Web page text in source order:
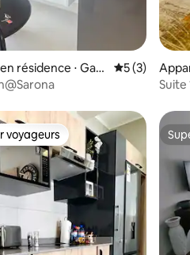
résidence ⋅ Gab
Évaluation
5 (3)
voyageurs
voyageurs